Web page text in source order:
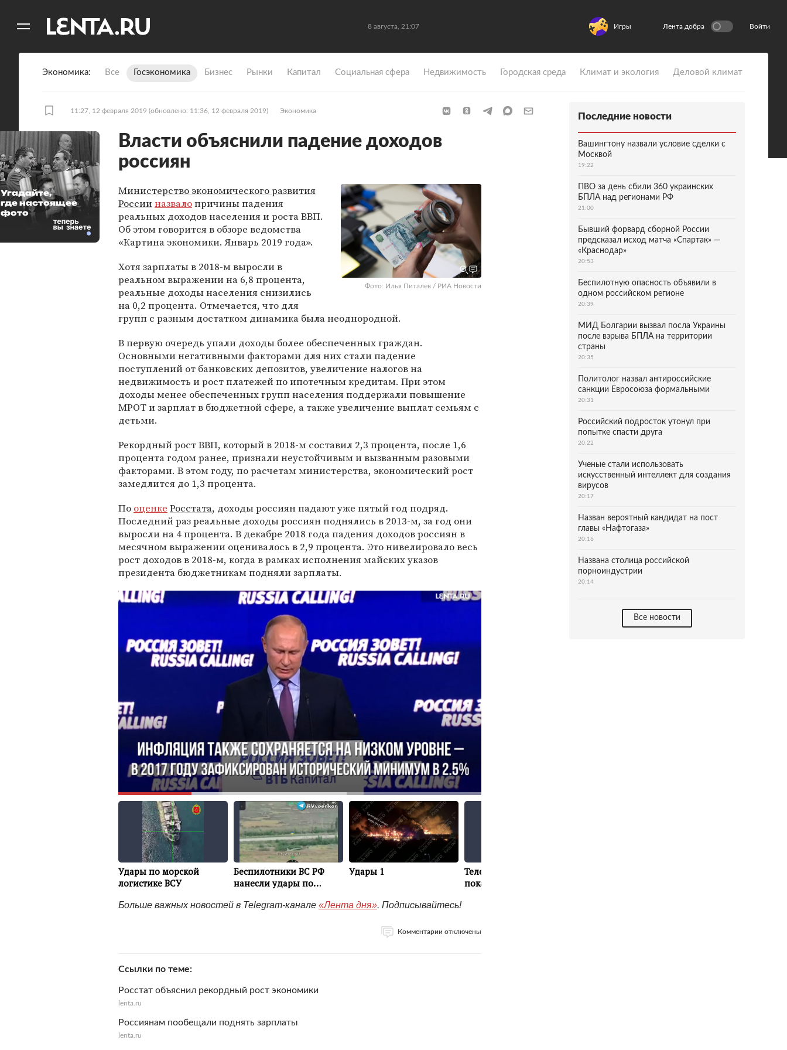
8 августа, 21:07 Игры Лента добра Войти
Экономика Все Госэкономика Бизнес Рынки Капитал Социальная сфера Недвижимость Городская среда Климат и экология Деловой климат
11:27, 12 февраля 2019 (обновлено: 11:36, 12 февраля 2019) Экономика
Власти объяснили падение доходов
россиян
Фото: Илья Питалев / РИА Новости
Министерство экономического развития
Россииназвалопричины падения
реальных доходов населения и роста ВВП.
Об этом говорится в обзоре ведомства
«Картина экономики. Январь 2019 года».
Хотя зарплаты в 2018-м выросли в
реальном выражении на 6,8 процента,
реальные доходы населения снизились
на 0,2 процента. Отмечается, что для
групп с разным достатком динамика была неоднородной.
В первую очередь упали доходы более обеспеченных граждан.
Основными негативными факторами для них стали падение
поступлений от банковских депозитов, увеличение налогов на
недвижимость и рост платежей по ипотечным кредитам. При этом
доходы менее обеспеченных групп населения поддержали повышение
МРОТ и зарплат в бюджетной сфере, а также увеличение выплат семьям с
детьми.
Рекордный рост ВВП, который в 2018-м составил 2,3 процента, после 1,6
процента годом ранее, признали неустойчивым и вызванным разовыми
факторами. В этом году, по расчетам министерства, экономический рост
замедлится до 1,3 процента.
По оценке Росстата, доходы россиян падают уже пятый год подряд.
Последний раз реальные доходы россиян поднялись в 2013-м, за год они
выросли на 4 процента. В декабре 2018 года падения доходов россиян в
месячном выражении оценивалось в 2,9 процента. Это нивелировало весь
рост доходов в 2018-м, когда в рамках исполнения майских указов
президента бюджетникам подняли зарплаты.
Больше важных новостей в Telegram-канале «Лента дня». Подписывайтесь!
Комментарии отключены
Ссылки по теме
Росстат объяснил рекордный рост экономики
lenta.ru
Россиянам пообещали поднять зарплаты
lenta.ru
Угадайте,
где настоящее
фото
Последние новости
Вашингтону назвали условие сделки с
Москвой
19:22
ПВО за день сбили 360 украинских
БПЛА над регионами РФ
21:00
Бывший форвард сборной России
предсказал исход матча «Спартак» —
«Краснодар»
20:53
Беспилотную опасность объявили в
одном российском регионе
20:39
МИД Болгарии вызвал посла Украины
после взрыва БПЛА на территории
страны
20:35
Политолог назвал антироссийские
санкции Евросоюза формальными
20:31
Российский подросток утонул при
попытке спасти друга
20:22
Ученые стали использовать
искусственный интеллект для создания
вирусов
20:17
Назван вероятный кандидат на пост
главы «Нафтогаза»
20:16
Названа столица российской
порноиндустрии
20:14
Все новости